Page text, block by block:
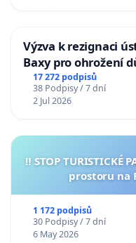
Výzva k rezignaci
Baxy pro ohrožení
17 272 podpisů
38 Podpisy / 7 dní
2 Jul 2026
‼️ STOP
prostoru na
1 172 podpisů
30 Podpisy / 7 dní
6 May 2026